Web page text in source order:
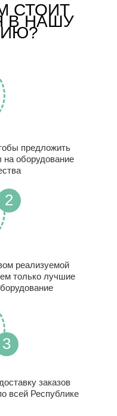
СТОИТ
В НАШУ
предложить
оборудование
2
реализуемой
только лучшие
3
заказов
всей Республике